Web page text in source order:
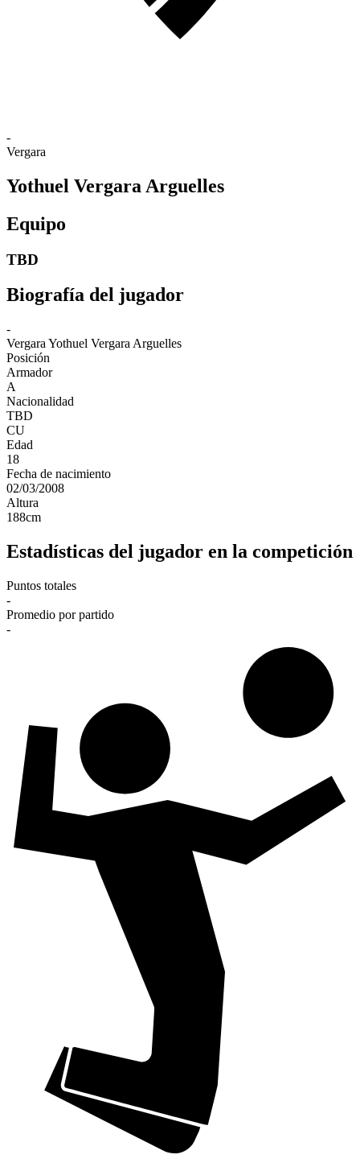
-
Vergara
Yothuel Vergara Arguelles
Equipo
TBD
Biografía del jugador
-
Vergara Yothuel Vergara Arguelles
Posición
Armador
A
Nacionalidad
TBD
CU
Edad
18
Fecha de nacimiento
02/03/2008
Altura
188cm
Estadísticas del jugador en la competición
Puntos totales
-
Promedio por partido
-